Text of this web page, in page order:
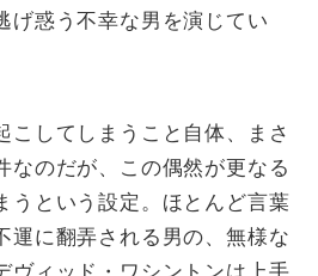
げ惑う不幸な男を演じてい
こしてしまうこと自体、まさ
なのだが、この偶然が更なる
うという設定。ほとんど言葉
運に翻弄される男の、無様な